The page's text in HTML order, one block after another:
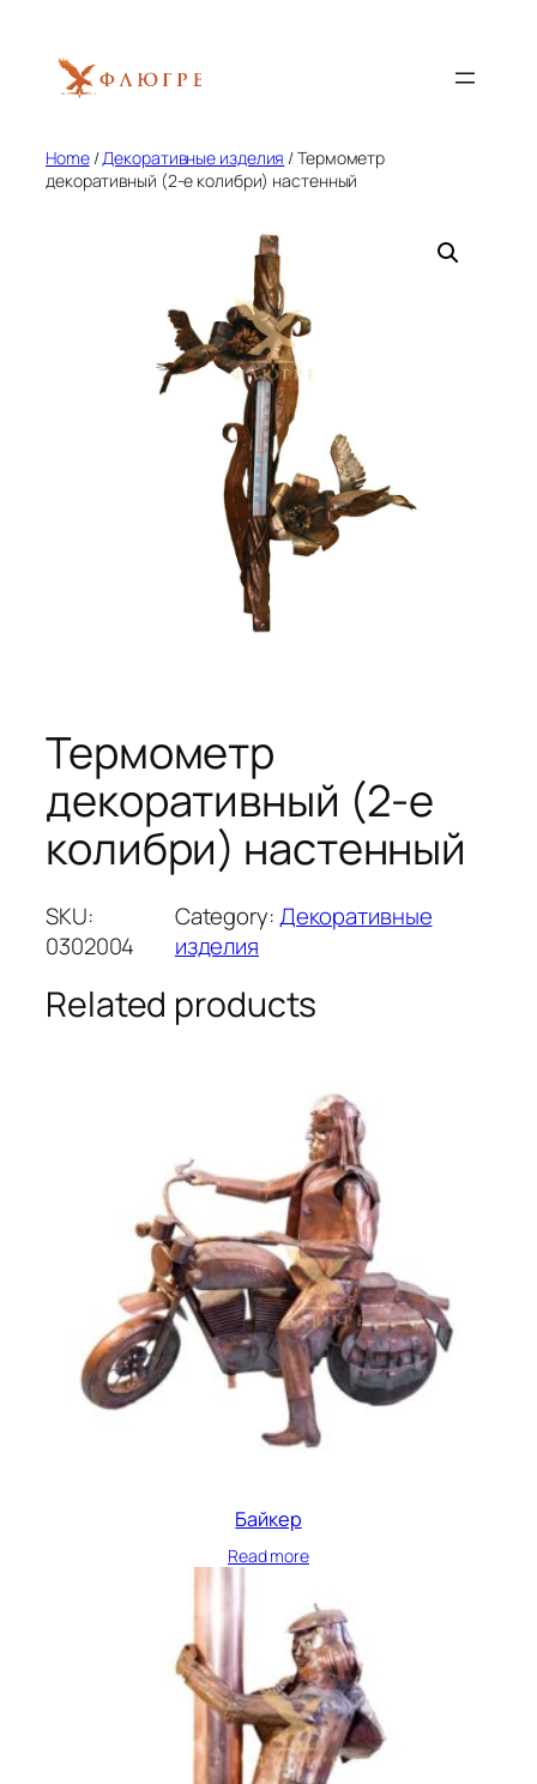
content
Home/Декоративные изделия / Термометр
декоративный (2-е колибри) настенный
Термометр
декоративный (2-е
колибри) настенный
SKU:
0302004
Category:Декоративные
изделия
Related products
Байкер
Read more